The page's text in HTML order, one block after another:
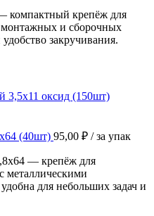
компактный крепёж для
монтажных и сборочных
закручивания.
(40шт) 95,00 ₽ / за упак
— крепёж для
металлическими
для небольших задач и